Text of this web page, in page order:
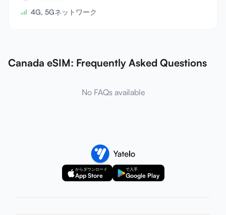
4G, 5Gネットワーク
Canada eSIM: Frequently Asked Questions
No FAQs available
からダウンロード
App Store
で入手
Google Play